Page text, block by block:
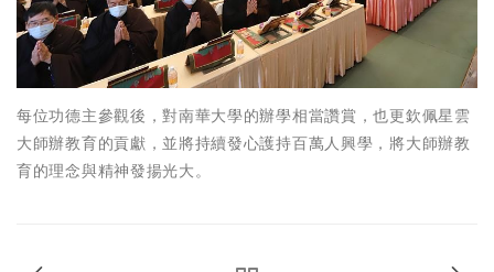
每位功德主參觀後，對南華大學的辦學相當讚賞，也更欽佩星雲
大師辦教育的貢獻，並將持續發心護持百萬人興學，將大師辦教
育的理念與精神發揚光大。